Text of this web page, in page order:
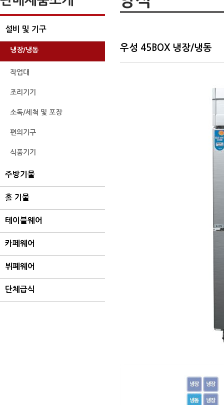
설비 및 기구
냉장/냉동
작업대
조리기기
소독/세척 및 포장
편의기구
식품기기
주방기물
홀 기물
테이블웨어
카페웨어
뷔폐웨어
단체급식
우성 45BOX 냉장/냉동